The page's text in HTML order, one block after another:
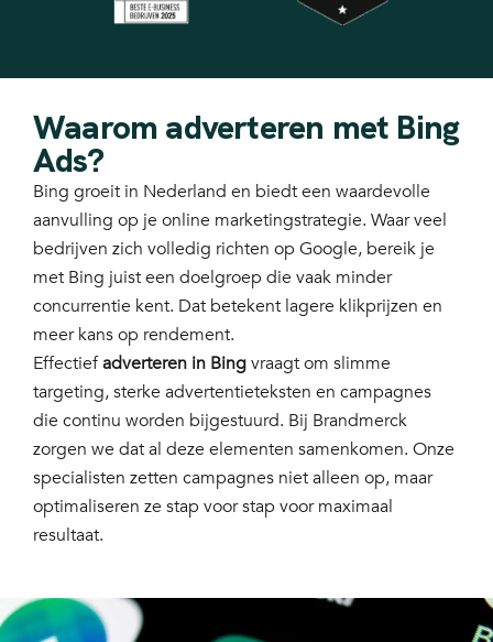
Waarom adverteren met Bing
Ads?
Bing groeit in Nederland en biedt een waardevolle
aanvulling op je online marketingstrategie. Waar veel
bedrijven zich volledig richten op Google, bereik je
met Bing juist een doelgroep die vaak minder
concurrentie kent. Dat betekent lagere klikprijzen en
meer kans op rendement.
Effectiefadverteren in Bingvraagt om slimme
targeting, sterke advertentieteksten en campagnes
die continu worden bijgestuurd. Bij Brandmerck
zorgen we dat al deze elementen samenkomen. Onze
specialisten zetten campagnes niet alleen op, maar
optimaliseren ze stap voor stap voor maximaal
resultaat.